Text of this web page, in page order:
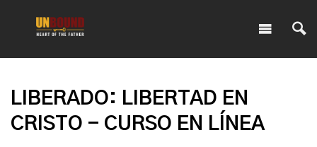
LIBERADO: LIBERTAD EN
CRISTO - CURSO EN LÍNEA